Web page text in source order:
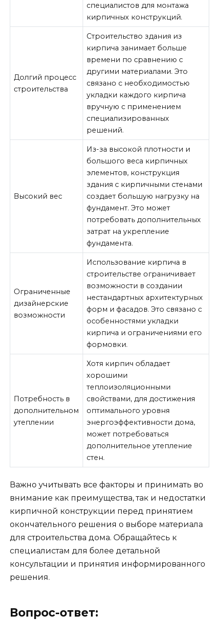
специалистов для монтажа
кирпичных конструкций.
Долгий процесс
строительства
Строительство здания из
кирпича занимает больше
времени по сравнению с
другими материалами. Это
связано с необходимостью
укладки каждого кирпича
вручную с применением
специализированных
решений.
Высокий вес
Из-за высокой плотности и
большого веса кирпичных
элементов, конструкция
здания с кирпичными стенами
создает большую нагрузку на
фундамент. Это может
потребовать дополнительных
затрат на укрепление
фундамента.
Ограниченные
дизайнерские
возможности
Использование кирпича в
строительстве ограничивает
возможности в создании
нестандартных архитектурных
форм и фасадов. Это связано с
особенностями укладки
кирпича и ограничениями его
формовки.
Потребность в
дополнительном
утеплении
Хотя кирпич обладает
хорошими
теплоизоляционными
свойствами, для достижения
оптимального уровня
энергоэффективности дома,
может потребоваться
дополнительное утепление
стен.
Важно учитывать все факторы и принимать во
внимание как преимущества, так и недостатки
кирпичной конструкции перед принятием
окончательного решения о выборе материала
для строительства дома. Обращайтесь к
специалистам для более детальной
консультации и принятия информированного
решения.
Вопрос-ответ: